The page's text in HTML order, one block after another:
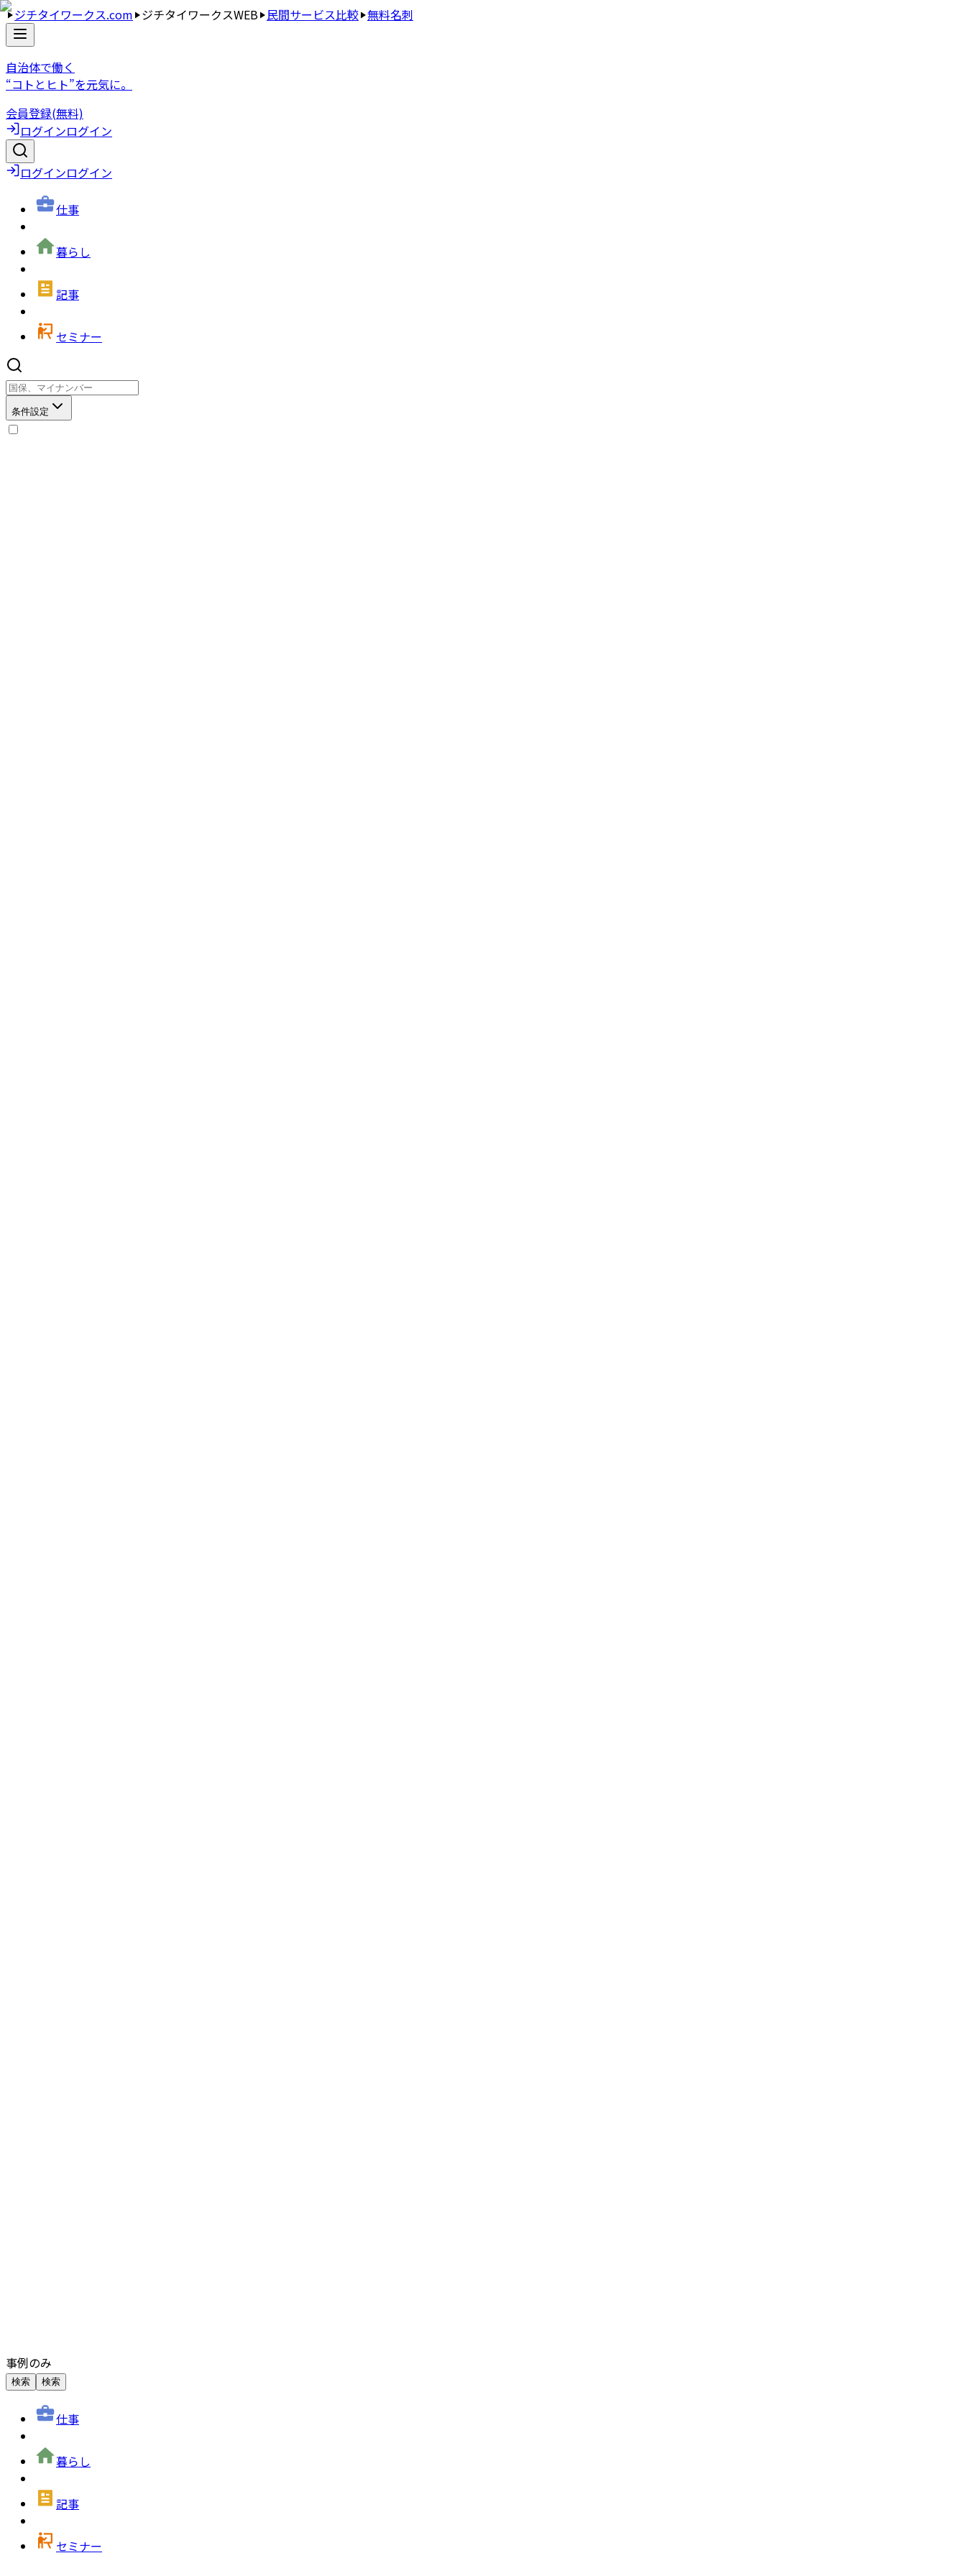
ジチタイワークス.com ジチタイワークスWEB 民間サービス比較 無料名刺
自治体で働く
“コトとヒト”を元気に。
会員登録(無料)
ログインログイン
ログインログイン
仕事
暮らし
記事
セミナー
条件設定
事例のみ
検索 検索
仕事
暮らし
記事
セミナー